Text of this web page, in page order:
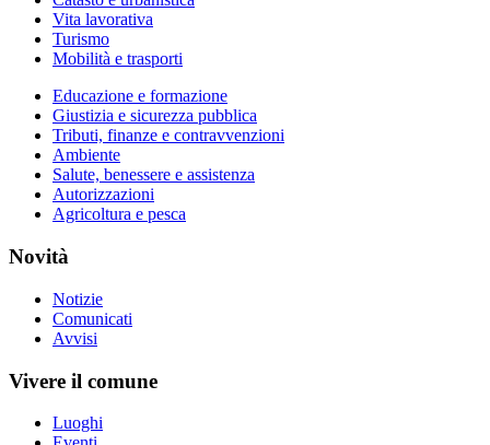
Vita lavorativa
Turismo
Mobilità e trasporti
Educazione e formazione
Giustizia e sicurezza pubblica
Tributi, finanze e contravvenzioni
Ambiente
Salute, benessere e assistenza
Autorizzazioni
Agricoltura e pesca
Novità
Notizie
Comunicati
Avvisi
Vivere il comune
Luoghi